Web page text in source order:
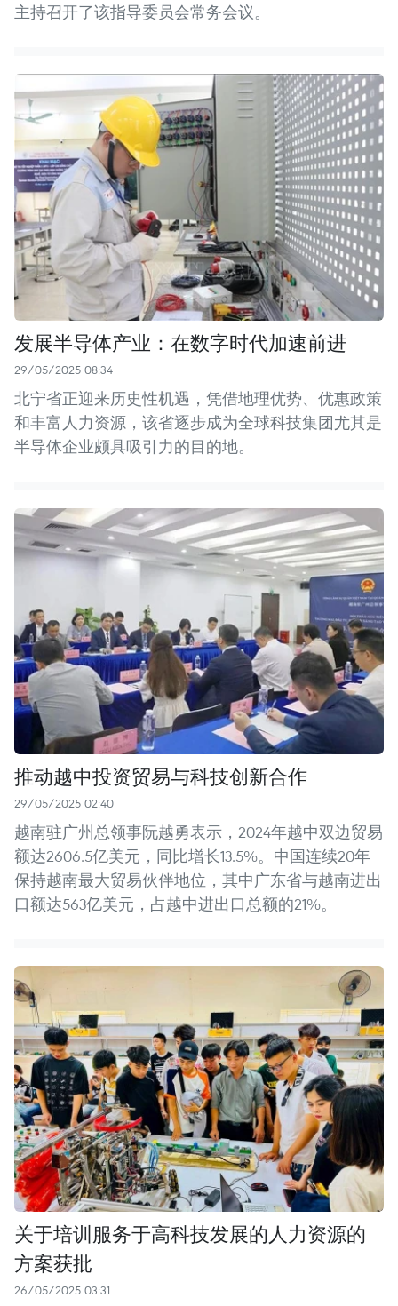
主持召开了该指导委员会常务会议。
发展半导体产业：在数字时代加速前进
29/05/2025 08:34
北宁省正迎来历史性机遇，凭借地理优势、优惠政策
和丰富人力资源，该省逐步成为全球科技集团尤其是
半导体企业颇具吸引力的目的地。
推动越中投资贸易与科技创新合作
29/05/2025 02:40
越南驻广州总领事阮越勇表示，2024年越中双边贸易
额达2606.5亿美元，同比增长13.5%。中国连续20年
保持越南最大贸易伙伴地位，其中广东省与越南进出
口额达563亿美元，占越中进出口总额的21%。
关于培训服务于高科技发展的人力资源的
方案获批
26/05/2025 03:31